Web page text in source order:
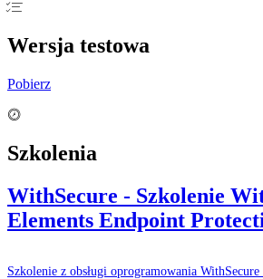
Wersja testowa
Pobierz
Szkolenia
WithSecure - Szkolenie
Elements Endpoint
Szkolenie z obsługi oprogramowania